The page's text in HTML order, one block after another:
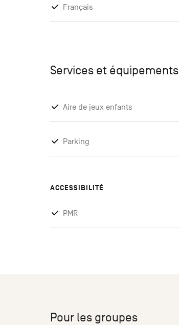
Français
Services et équipements
Aire de jeux enfants
Parking
ACCESSIBILITÉ
PMR
Pour les groupes